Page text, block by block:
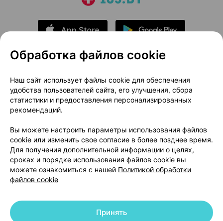
О проекте
Новости проекта
Размещение рекламы
Медицинский маркетинг
Публичный договор
Доставка
Способы оплаты
Вакансии
Партнеры
Написать руководителю 103.by
Написать в поддержку
Персональные настройки Cookie
Обработка файлов cookie
Наш сайт использует файлы cookie для обеспечения
удобства пользователей сайта, его улучшения, сбора
статистики и предоставления персонализированных
рекомендаций.
Вы можете настроить параметры использования файлов
cookie или изменить свое согласие в более позднее время.
Для получения дополнительной информации о целях,
сроках и порядке использования файлов cookie вы
можете ознакомиться с нашей Политикой обработки
файлов cookie
Принять